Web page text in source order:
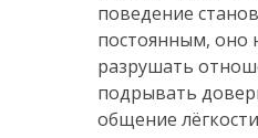
поведение
постоянным, оно
разрушать
подрывать
общение